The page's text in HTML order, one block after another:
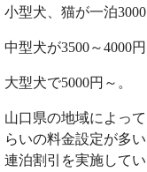
小型犬、猫が一泊3000
中型犬が3500～4000円
大型犬で5000円～。
山口県の地域によっ
らいの料金設定が多い
連泊割引を実施して